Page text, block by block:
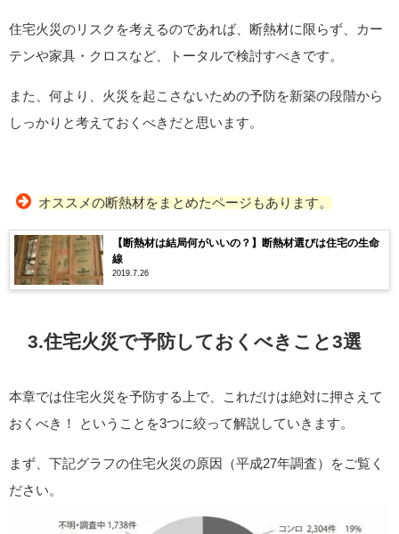
住宅火災のリスクを考えるのであれば、断熱材に限らず、カー
テンや家具・クロスなど、トータルで検討すべきです。
また、何より、火災を起こさないための予防を新築の段階から
しっかりと考えておくべきだと思います。
オススメの断熱材をまとめたページもあります。
【断熱材は結局何がいいの？】断熱材選びは住宅の生命
線
2019.7.26
3.住宅火災で予防しておくべきこと3選
本章では住宅火災を予防する上で、これだけは絶対に押さえて
おくべき！ ということを3つに絞って解説していきます。
まず、下記グラフの住宅火災の原因（平成27年調査）をご覧く
ださい。